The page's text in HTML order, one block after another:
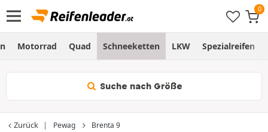
Motorrad Quad Schneeketten LKW Spezialreifen
Suche nach Größe
Zurück Pewag Brenta 9